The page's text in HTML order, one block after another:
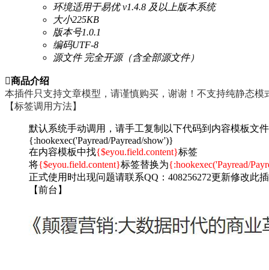
环境适用于易优 v1.4.8 及以上版本系统
大小225KB
版本号1.0.1
编码UTF-8
源文件完全开源（含全部源文件）
商品介绍
本插件只支持文章模型，请谨慎购买，谢谢！不支持纯静态模
【标签调用方法】
默认系统手动调用，请手工复制以下代码到内容模板文
{:hookexec('Payread/Payread/show')}
在内容模板中找{$eyou.field.content}标签
将{$eyou.field.content}标签替换为{:hookexec('Payread/
正式使用时出现问题请联系QQ：408256272更新修改此
【前台】